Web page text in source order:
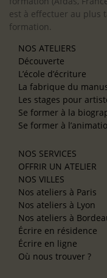
est à effectuer au plus
formation.
NOS ATELIERS
Découverte
L’école d’écriture
La fabrique du
Les stages pour
Se former à la
Se former à
NOS SERVICES
OFFRIR UN ATELIER
NOS VILLES
Nos ateliers à Paris
Nos ateliers à Lyon
Nos ateliers à
Écrire en résidence
Écrire en ligne
Où nous trouver ?